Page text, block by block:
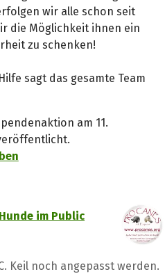
wir alle schon seit
die Möglichkeit ihnen ein
zu schenken!
sagt das gesamte Team
am 11.
im Public
Keil noch angepasst werden.